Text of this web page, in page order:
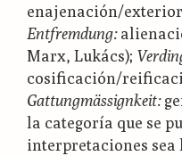
enajenación/
Entfremdung:
Marx, Lukács);
cosificación/
Gattungmässignkeit:
la categoría que se
interpretaciones sea